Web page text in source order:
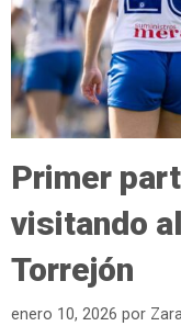
Primer
visitando
Torrejón
enero 10, 2026 por